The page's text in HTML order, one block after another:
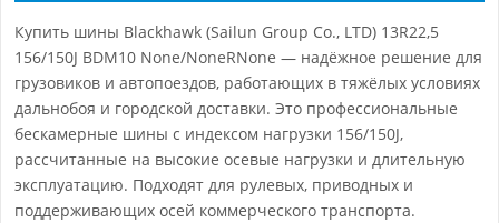
Купить шины Blackhawk (Sailun Group Co., LTD) 13R22,5
156/150J BDM10 None/NoneRNone — надёжное решение для
грузовиков и автопоездов, работающих в тяжёлых условиях
дальнобоя и городской доставки. Это профессиональные
бескамерные шины с индексом нагрузки 156/150J,
рассчитанные на высокие осевые нагрузки и длительную
эксплуатацию. Подходят для рулевых, приводных и
поддерживающих осей коммерческого транспорта.